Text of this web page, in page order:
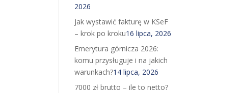
2026
Jak wystawić fakturę w KSeF
– krok po kroku16 lipca, 2026
Emerytura górnicza 2026:
komu przysługuje i na jakich
warunkach?14 lipca, 2026
7000 zł brutto – ile to netto?